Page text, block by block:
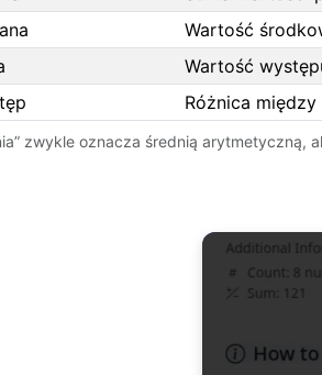
Wartość
Wartość
Różnica
zwykle oznacza średnią